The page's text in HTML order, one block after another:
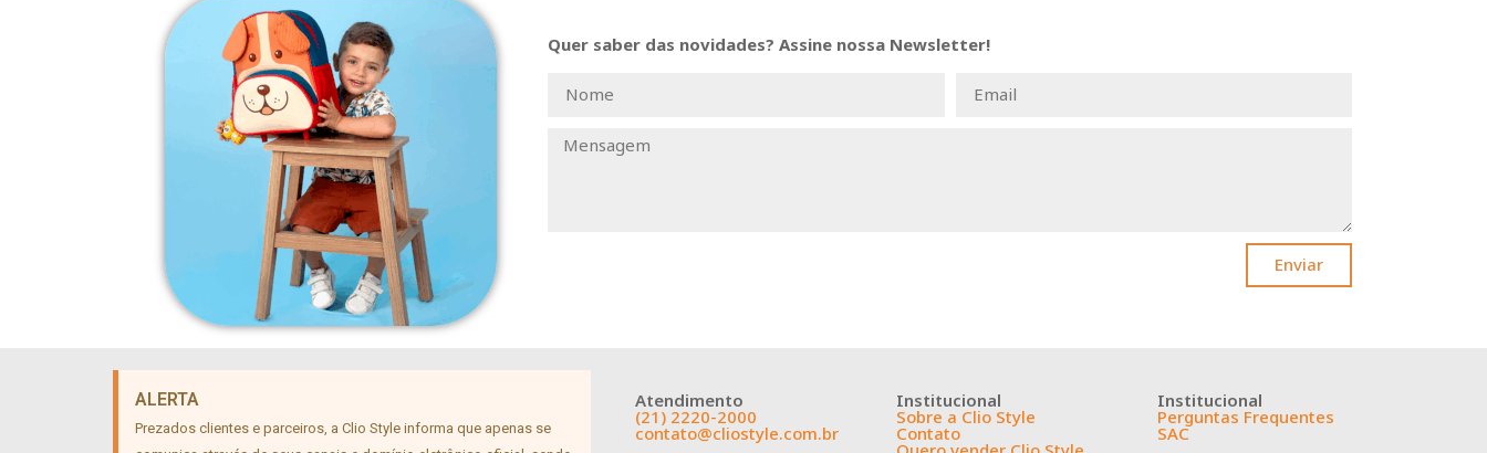
Quer saber das novidades? Assine nossa Newsletter!
Enviar
ALERTA
Prezados clientes e parceiros, a Clio Style informa que apenas se
Atendimento
(21) 2220-2000
contato@cliostyle.com.br
Institucional
Sobre a Clio Style
Contato
Institucional
Perguntas Frequentes
SAC